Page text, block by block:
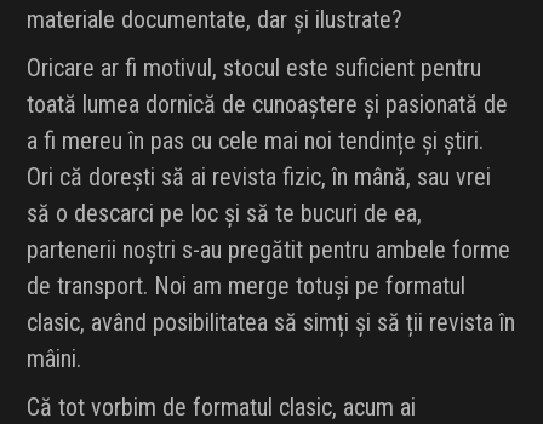
materiale documentate, dar și ilustrate?
Oricare ar fi motivul, stocul este suficient pentru
toată lumea dornică de cunoaștere și pasionată de
a fi mereu în pas cu cele mai noi tendințe și știri.
Ori că dorești să ai revista fizic, în mână, sau vrei
să o descarci pe loc și să te bucuri de ea,
partenerii noștri s-au pregătit pentru ambele forme
de transport. Noi am merge totuși pe formatul
clasic, având posibilitatea să simți și să ții revista în
mâini.
Că tot vorbim de formatul clasic, acum ai